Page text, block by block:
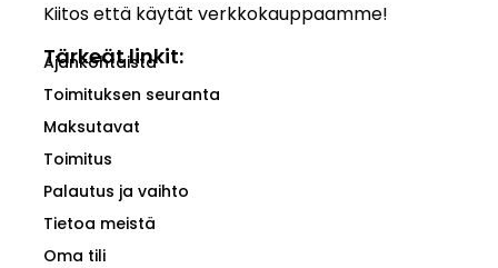
Kiitos että käytät verkkokauppaamme!
Tärkeät linkit:
Ajankohtaista
Toimituksen seuranta
Maksutavat
Toimitus
Palautus ja vaihto
Tietoa meistä
Oma tili